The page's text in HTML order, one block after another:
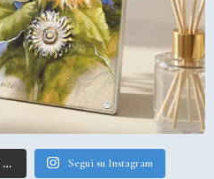
Segui su Instagram